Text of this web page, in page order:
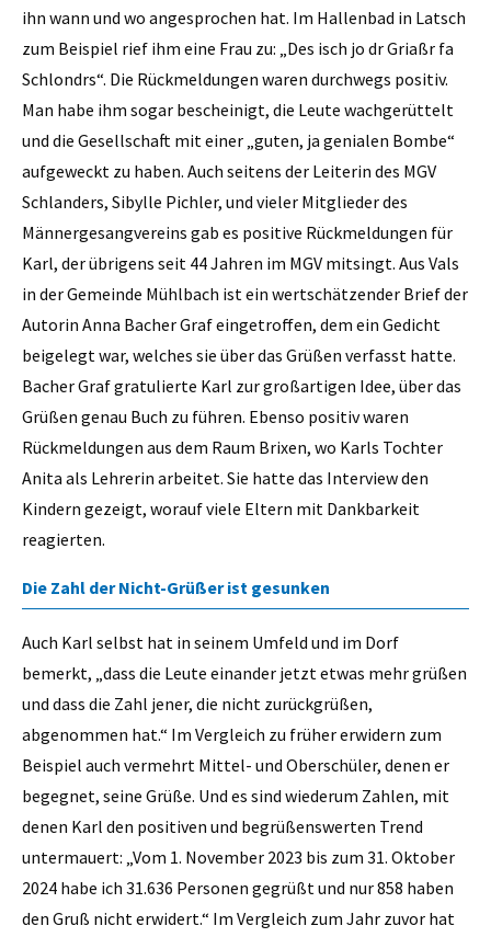
ihn wann und wo angesprochen hat. Im Hallenbad in Latsch
zum Beispiel rief ihm eine Frau zu: „Des isch jo dr Griaßr fa
Schlondrs“. Die Rückmeldungen waren durchwegs positiv.
Man habe ihm sogar bescheinigt, die Leute wachgerüttelt
und die Gesellschaft mit einer „guten, ja genialen Bombe“
aufgeweckt zu haben. Auch seitens der Leiterin des MGV
Schlanders, Sibylle Pichler, und vieler Mitglieder des
Männergesangvereins gab es positive Rückmeldungen für
Karl, der übrigens seit 44 Jahren im MGV mitsingt. Aus Vals
in der Gemeinde Mühlbach ist ein wertschätzender Brief der
Autorin Anna Bacher Graf eingetroffen, dem ein Gedicht
beigelegt war, welches sie über das Grüßen verfasst hatte.
Bacher Graf gratulierte Karl zur großartigen Idee, über das
Grüßen genau Buch zu führen. Ebenso positiv waren
Rückmeldungen aus dem Raum Brixen, wo Karls Tochter
Anita als Lehrerin arbeitet. Sie hatte das Interview den
Kindern gezeigt, worauf viele Eltern mit Dankbarkeit
reagierten.
Die Zahl der Nicht-Grüßer ist gesunken
Auch Karl selbst hat in seinem Umfeld und im Dorf
bemerkt, „dass die Leute einander jetzt etwas mehr grüßen
und dass die Zahl jener, die nicht zurückgrüßen,
abgenommen hat.“ Im Vergleich zu früher erwidern zum
Beispiel auch vermehrt Mittel- und Oberschüler, denen er
begegnet, seine Grüße. Und es sind wiederum Zahlen, mit
denen Karl den positiven und begrüßenswerten Trend
untermauert: „Vom 1. November 2023 bis zum 31. Oktober
2024 habe ich 31.636 Personen gegrüßt und nur 858 haben
den Gruß nicht erwidert.“ Im Vergleich zum Jahr zuvor hat